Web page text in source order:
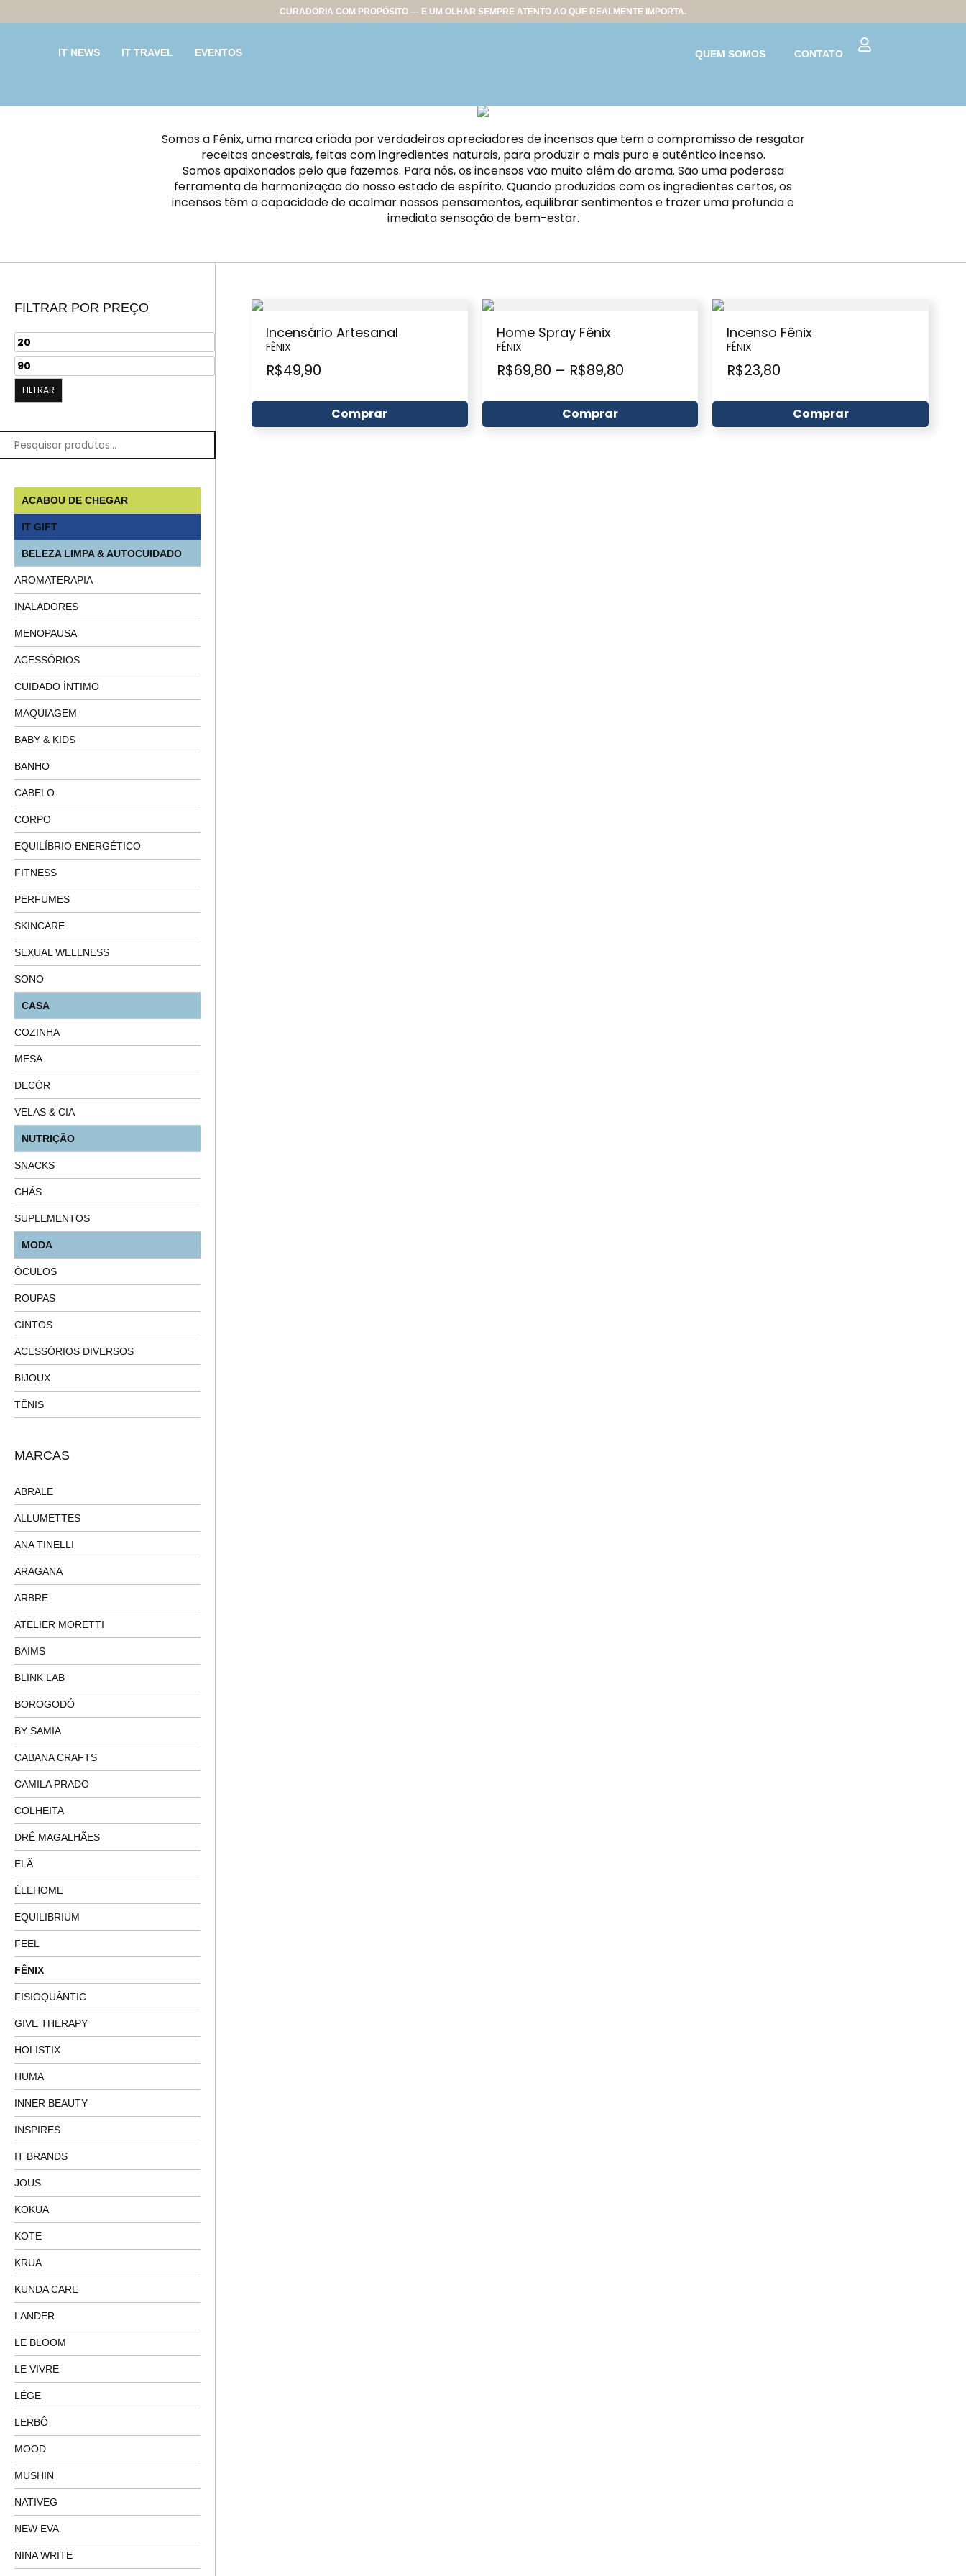
CURADORIA COM PROPÓSITO — E UM OLHAR SEMPRE ATENTO AO QUE REALMENTE IMPORTA.
IT NEWS IT TRAVEL EVENTOS QUEM SOMOS CONTATO
Somos a Fênix, uma marca criada por verdadeiros apreciadores de incensos que tem o compromisso de resgatar
receitas ancestrais, feitas com ingredientes naturais, para produzir o mais puro e autêntico incenso.
Somos apaixonados pelo que fazemos. Para nós, os incensos vão muito além do aroma. São uma poderosa
ferramenta de harmonização do nosso estado de espírito. Quando produzidos com os ingredientes certos, os
incensos têm a capacidade de acalmar nossos pensamentos, equilibrar sentimentos e trazer uma profunda e
imediata sensação de bem-estar.
FILTRAR POR PREÇO
FILTRAR
ACABOU DE CHEGAR
IT GIFT
BELEZA LIMPA & AUTOCUIDADO
AROMATERAPIA
INALADORES
MENOPAUSA
ACESSÓRIOS
CUIDADO ÍNTIMO
MAQUIAGEM
BABY & KIDS
BANHO
CABELO
CORPO
EQUILÍBRIO ENERGÉTICO
FITNESS
PERFUMES
SKINCARE
SEXUAL WELLNESS
SONO
CASA
COZINHA
MESA
DECÓR
VELAS & CIA
NUTRIÇÃO
SNACKS
CHÁS
SUPLEMENTOS
MODA
ÓCULOS
ROUPAS
CINTOS
ACESSÓRIOS DIVERSOS
BIJOUX
TÊNIS
MARCAS
ABRALE
ALLUMETTES
ANA TINELLI
ARAGANA
ARBRE
ATELIER MORETTI
BAIMS
BLINK LAB
BOROGODÓ
BY SAMIA
CABANA CRAFTS
CAMILA PRADO
COLHEITA
DRÊ MAGALHÃES
ELÃ
ÉLEHOME
EQUILIBRIUM
FEEL
FÊNIX
FISIOQUÂNTIC
GIVE THERAPY
HOLISTIX
HUMA
INNER BEAUTY
INSPIRES
IT BRANDS
JOUS
KOKUA
KOTE
KRUA
KUNDA CARE
LANDER
LE BLOOM
LE VIVRE
LÉGE
LERBÔ
MOOD
MUSHIN
NATIVEG
NEW EVA
NINA WRITE
Incensário Artesanal
FÊNIX
R$49,90
Comprar
Home Spray Fênix
FÊNIX
R$69,80 – R$89,80
Comprar
Incenso Fênix
FÊNIX
R$23,80
Comprar